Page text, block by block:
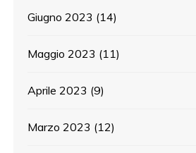
Giugno 2023 (14)
Maggio 2023 (11)
Aprile 2023 (9)
Marzo 2023 (12)